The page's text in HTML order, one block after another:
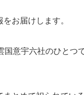
お届けします。
意宇六社のひとつ